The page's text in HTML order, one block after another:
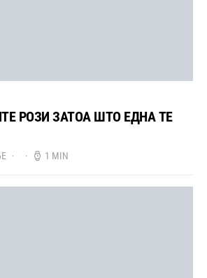
РОЗИ ЗАТОА ШТО ЕДНА ТЕ
1 MIN